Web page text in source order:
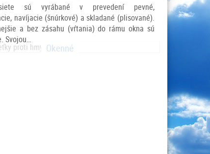
Okenné
sú vyrábané v prevedení pevné,
navíjacie (šnúrkové) a skladané (plisované).
a bez zásahu (vŕtania) do rámu okna sú
Svojou…